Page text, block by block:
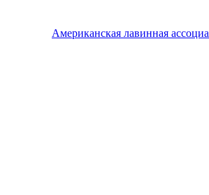
Американская лавинная